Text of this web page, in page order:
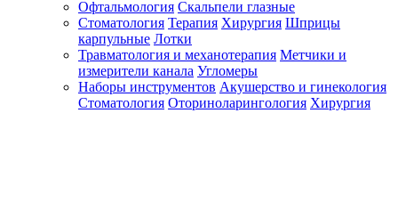
Офтальмология Скальпели глазные
Стоматология Терапия Хирургия Шприцы
карпульные Лотки
Травматология и механотерапия Метчики и
измерители канала Угломеры
Наборы инструментов Акушерство и гинекология
Стоматология Оториноларингология Хирургия